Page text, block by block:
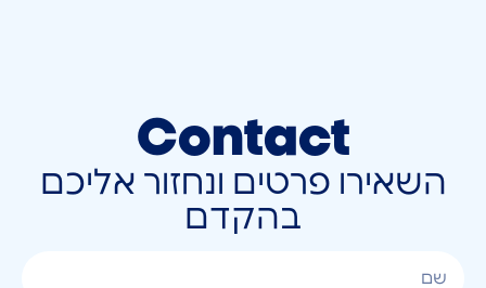
Contact
השאירו פרטים ונחזור אליכם
בהקדם